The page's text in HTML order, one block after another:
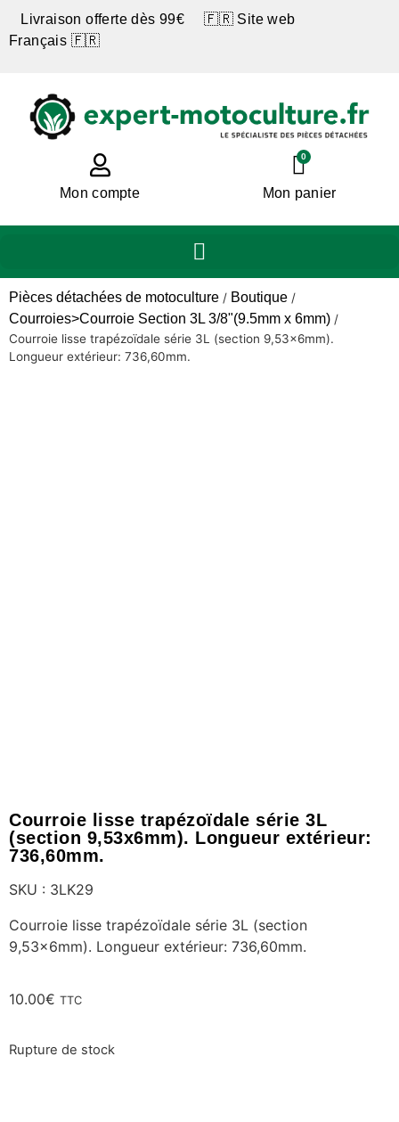
Livraison offerte dès 99€ 🇫🇷 Site web
Français 🇫🇷
Mon compte
0
Mon panier
Pièces détachées de motoculture / Boutique /
Courroies>Courroie Section 3L 3/8"(9.5mm x 6mm) /
Courroie lisse trapézoïdale série 3L (section 9,53x6mm).
Longueur extérieur: 736,60mm.
Courroie lisse trapézoïdale série 3L
(section 9,53x6mm). Longueur extérieur:
736,60mm.
SKU : 3LK29
Courroie lisse trapézoïdale série 3L (section
9,53x6mm). Longueur extérieur: 736,60mm.
10.00€ TTC
Rupture de stock